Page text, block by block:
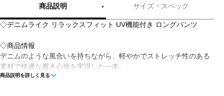
商品説明 サイズ・スペック
◇デニムライク リラックスフィット UV機能付き ロングパンツ
◇商品情報
デニムのような風合いを持ちながら、軽やかでストレッチ性のある
素材で快適な履き心地を実現した一本。
ウエストはスピンドル仕様で、リラックス感のあるフィットを提
商品説明を詳しく見る